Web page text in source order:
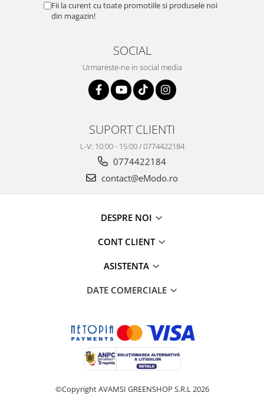
Fii la curent cu toate promotiile si produsele noi
din magazin!
SOCIAL
Urmareste-ne in social media
SUPORT CLIENTI
L-V: 10:00 - 15:00 / 0774422184
0774422184
contact@eModo.ro
DESPRE NOI
CONT CLIENT
ASISTENTA
DATE COMERCIALE
©Copyright AVAMSI GREENSHOP S.R.L 2026